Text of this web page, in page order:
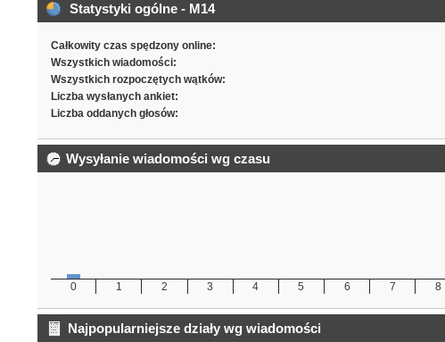
Statystyki ogólne - M14
Całkowity czas spędzony online:
Wszystkich wiadomości:
Wszystkich rozpoczętych wątków:
Liczba wysłanych ankiet:
Liczba oddanych głosów:
Wysyłanie wiadomości wg czasu
0 1 2 3 4 5 6 7 8
Najpopularniejsze działy wg wiadomości